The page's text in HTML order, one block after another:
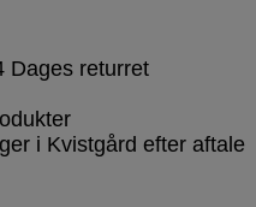
Dages returret
i Kvistgård efter aftale